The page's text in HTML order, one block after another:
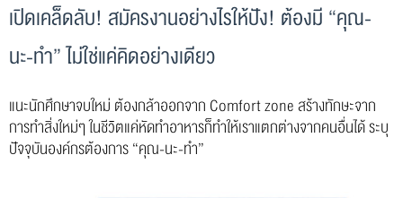
เปิดเคล็ดลับ! สมัครงานอย่างไรให้ปัง! ต้องมี “คุณ-
นะ-ทำ” ไม่ใช่แค่คิดอย่างเดียว
แนะนักศึกษาจบใหม่ ต้องกล้าออกจาก Comfort zone สร้างทักษะจาก
การทำสิ่งใหม่ๆ ในชีวิตแค่หัดทำอาหารก็ทำให้เราแตกต่างจากคนอื่นได้ ระบุ
ปัจจุบันองค์กรต้องการ “คุณ-นะ-ทำ”